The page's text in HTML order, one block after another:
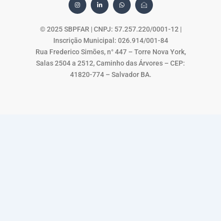
n
s
t
g
r
a
i
k
d
i
n
i
h
t
a
p
p
c
o
n
e
n
v
e
l
p
3
© 2025 SBPFAR | CNPJ: 57.257.220/0001-12 |
Inscrição Municipal: 026.914/001-84
Rua Frederico Simões, n° 447 – Torre Nova York,
Salas 2504 a 2512, Caminho das Árvores – CEP:
41820-774 – Salvador BA.